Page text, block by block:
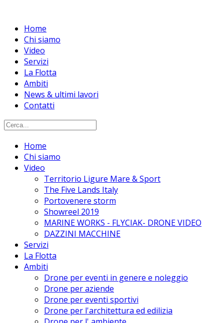
Home
Chi siamo
Video
Servizi
La Flotta
Ambiti
News & ultimi lavori
Contatti
Home
Chi siamo
Video
Territorio Ligure Mare & Sport
The Five Lands Italy
Portovenere storm
Showreel 2019
MARINE WORKS - FLYCIAK- DRONE VIDEO
DAZZINI MACCHINE
Servizi
La Flotta
Ambiti
Drone per eventi in genere e noleggio
Drone per aziende
Drone per eventi sportivi
Drone per l'architettura ed edilizia